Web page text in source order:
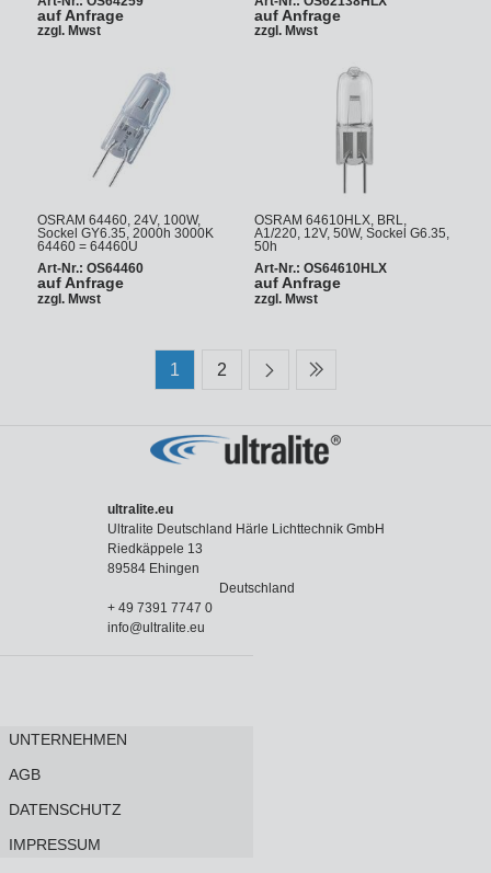
auf Anfrage
zzgl. Mwst
auf Anfrage
zzgl. Mwst
OSRAM 64460, 24V, 100W,
Sockel GY6.35, 2000h 3000K
64460 = 64460U
Art-Nr.: OS64460
auf Anfrage
zzgl. Mwst
OSRAM 64610HLX, BRL,
A1/220, 12V, 50W, Sockel G6.35,
50h
Art-Nr.: OS64610HLX
auf Anfrage
zzgl. Mwst
1 2
ultralite.eu
Ultralite Deutschland Härle Lichttechnik GmbH
Riedkäppele 13
89584 Ehingen
Deutschland
+ 49 7391 7747 0
info@ultralite.eu
UNTERNEHMEN
AGB
DATENSCHUTZ
IMPRESSUM